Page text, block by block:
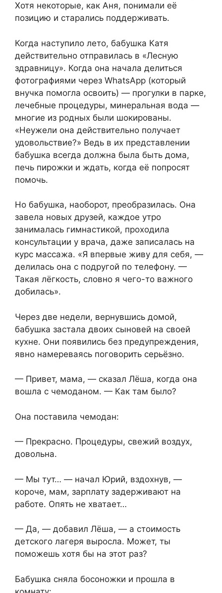
Хотя некоторые, как Аня, понимали её
позицию и старались поддерживать.
Когда наступило лето, бабушка Катя
действительно отправилась в «Лесную
здравницу». Когда она начала делиться
фотографиями через WhatsApp (который
внучка помогла освоить) — прогулки в парке,
лечебные процедуры, минеральная вода —
многие из родных были шокированы.
«Неужели она действительно получает
удовольствие?» Ведь в их представлении
бабушка всегда должна была быть дома,
печь пирожки и ждать, когда её попросят
помочь.
Но бабушка, наоборот, преобразилась. Она
завела новых друзей, каждое утро
занималась гимнастикой, проходила
консультации у врача, даже записалась на
курс массажа. «Я впервые живу для себя, —
делилась она с подругой по телефону. —
Такая лёгкость, словно я чего-то важного
добилась».
Через две недели, вернувшись домой,
бабушка застала двоих сыновей на своей
кухне. Они появились без предупреждения,
явно намереваясь поговорить серьёзно.
— Привет, мама, — сказал Лёша, когда она
вошла с чемоданом. — Как там было?
Она поставила чемодан:
— Прекрасно. Процедуры, свежий воздух,
довольна.
— Мы тут… — начал Юрий, вздохнув, —
короче, мам, зарплату задерживают на
работе. Опять не хватает…
— Да, — добавил Лёша, — а стоимость
детского лагеря выросла. Может, ты
поможешь хотя бы на этот раз?
Бабушка сняла босоножки и прошла в